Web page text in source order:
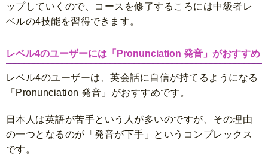
ップしていくので、コースを修了するころには中級者レ
ベルの4技能を習得できます。
レベル4のユーザーには「Pronunciation 発音」がおすすめ
レベル4のユーザーは、英会話に自信が持てるようになる
「Pronunciation 発音」がおすすめです。
日本人は英語が苦手という人が多いのですが、その理由
の一つとなるのが「発音が下手」というコンプレックス
です。